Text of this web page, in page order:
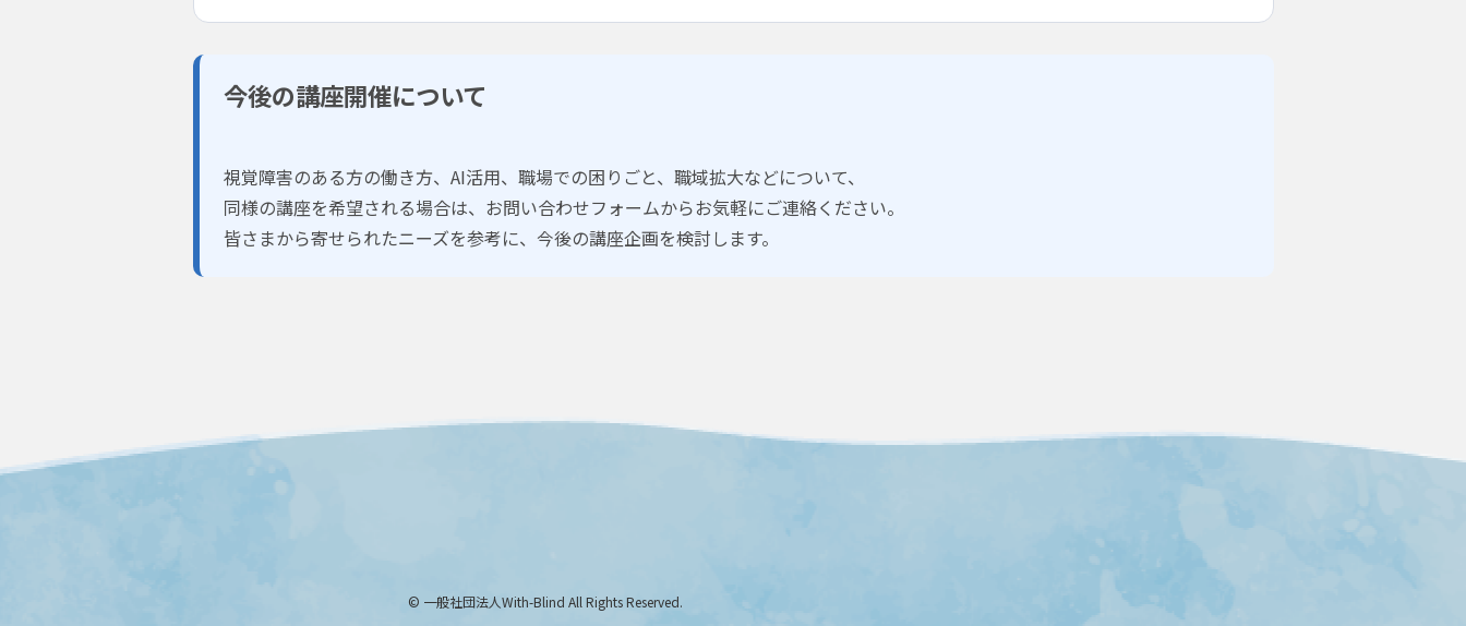
今後の講座開催について
視覚障害のある方の働き方、AI活用、職場での困りごと、職域拡大などについて、
同様の講座を希望される場合は、お問い合わせフォームからお気軽にご連絡ください。
皆さまから寄せられたニーズを参考に、今後の講座企画を検討します。
© 一般社団法人With-Blind All Rights Reserved.